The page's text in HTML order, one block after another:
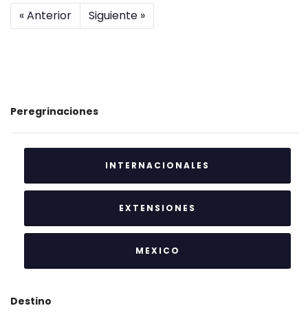
« Anterior Siguiente »
Peregrinaciones
INTERNACIONALES
EXTENSIONES
MEXICO
Destino